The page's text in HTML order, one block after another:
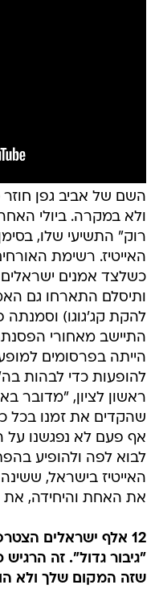
השם של אביב גפן
ולא במקרה. ביולי
רוק" התשיעי שלו,
האייטיז. רשימת
כשלצד אמנים ישראלים
ותיסלם התארחו גם
להקת קג'גוגו)
התיישב מאחורי
הייתה בפרסומים
להופעות כדי לבהות
ראשון לציון, "מדובר
שהקדים את זמנו בכל
אף פעם לא נפגשנו על
לבוא לפה ולהופיע
האייטיז בישראל,
את האחת והיחידה, את
12 אלף ישראלים
"גיבור גדול". זה
שזה המקום שלך ולא